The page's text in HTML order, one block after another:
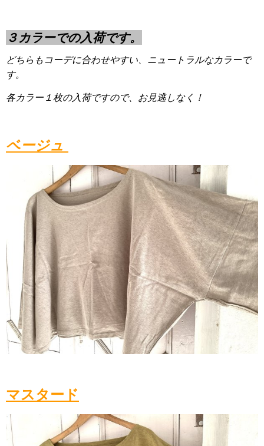
３カラーでの入荷です。
どちらもコーデに合わせやすい、ニュートラルなカラーで
す。
各カラー１枚の入荷ですので、お見逃しなく！
ベージュ
マスタード